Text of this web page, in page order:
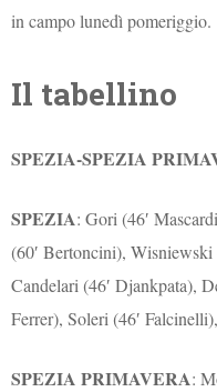
in campo lunedì pomeriggio.
Il tabellino
SPEZIA-SPEZIA
SPEZIA: Gori (46′
(60′ Bertoncini), Wisniewski
Candelari (46′ Djankpata),
Ferrer), Soleri (46′
SPEZIA PRIMAVERA: